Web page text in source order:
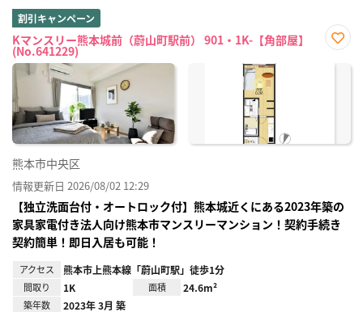
割引キャンペーン
Kマンスリー熊本城前（蔚山町駅前） 901・1K-【角部屋】
(No.641229)
に入
熊本市中央区
情報更新日 2026/08/02 12:29
【独立洗面台付・オートロック付】熊本城近くにある2023年築の
家具家電付き法人向け熊本市マンスリーマンション！契約手続き
契約簡単！即日入居も可能！
アクセス 熊本市上熊本線「蔚山町駅」徒歩1分
間取り 1K 面積 24.6m²
築年数 2023年 3月 築